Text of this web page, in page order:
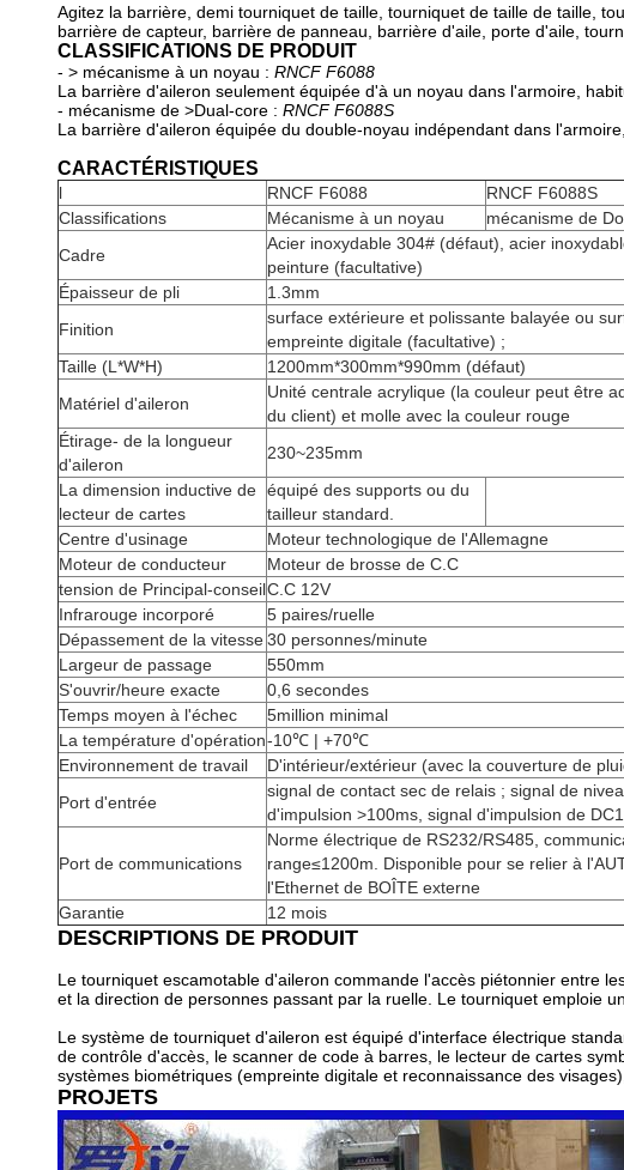
Agitez la barrière, demi tourniquet de taille, tourniquet de taille de taille,
barrière de capteur, barrière de panneau, barrière d'aile, porte d'aile,
CLASSIFICATIONS DE PRODUIT
- > mécanisme à un noyau : RNCF F6088
La barrière d'aileron seulement équipée d'à un noyau dans l'armoire,
- mécanisme de >Dual-core : RNCF F6088S
La barrière d'aileron équipée du double-noyau indépendant dans
CARACTÉRISTIQUES
l RNCF F6088
RNCF F6088S
Classifications
Mécanisme à un noyau
mécanisme de
Cadre
Acier inoxydable 304# (défaut), acier
peinture (facultative)
Épaisseur de pli
1.3mm
Finition
surface extérieure et polissante balayée ou
empreinte digitale (facultative) ;
Taille (L*W*H)
1200mm*300mm*990mm (défaut)
Matériel d'aileron
Unité centrale acrylique (la couleur peut être
du client) et molle avec la couleur rouge
Étirage- de la longueur
d'aileron
230~235mm
La dimension inductive de
lecteur de cartes
équipé des supports ou du
tailleur standard.
Centre d'usinage
Moteur technologique de l'Allemagne
Moteur de conducteur
Moteur de brosse de C.C
tension de Principal-conseilC.C 12V
Infrarouge incorporé
5 paires/ruelle
Dépassement de la vitesse30 personnes/minute
Largeur de passage
550mm
S'ouvrir/heure exacte
0,6 secondes
Temps moyen à l'échec
5million minimal
La température d'opération-10℃ | +70℃
Environnement de travail
D'intérieur/extérieur (avec la couverture de
Port d'entrée
signal de contact sec de relais ; signal de
d'impulsion >100ms, signal d'impulsion de
Port de communications
Norme électrique de RS232/RS485,
range≤1200m. Disponible pour se relier à
l'Ethernet de BOÎTE externe
Garantie
12 mois
DESCRIPTIONS DE PRODUIT
Le tourniquet escamotable d'aileron commande l'accès piétonnier entre
et la direction de personnes passant par la ruelle. Le tourniquet emploie
Le système de tourniquet d'aileron est équipé d'interface électrique
de contrôle d'accès, le scanner de code à barres, le lecteur de cartes
systèmes biométriques (empreinte digitale et reconnaissance des
PROJETS